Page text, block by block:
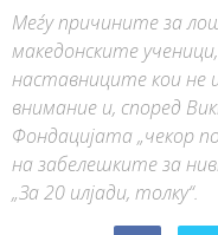
Меѓу причините за
македонските
наставниците кои не
внимание и, според
Фондацијата „чекор
на забелешките за
„За 20 илјади, толку“.